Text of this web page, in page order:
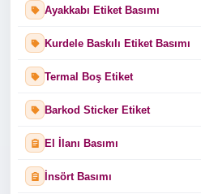
Ayakkabı Etiket Basımı
Kurdele Baskılı Etiket Basımı
Termal Boş Etiket
Barkod Sticker Etiket
El İlanı Basımı
İnsört Basımı